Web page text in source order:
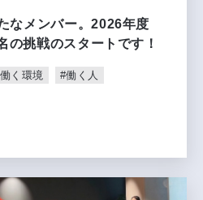
なメンバー。2026年度
の挑戦のスタートです！
く環境
#働く人